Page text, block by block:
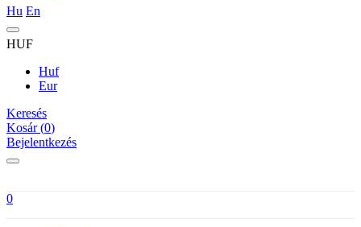
Hu En
HUF
Huf
Eur
Keresés
Kosár (0)
Bejelentkezés
0